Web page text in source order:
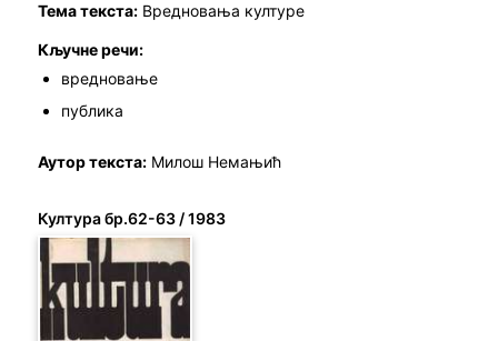
Тема текста:Вредновања културе
Кључне речи:
вредновање
публика
Аутор текста:Милош Немањић
Култура бр.62-63 / 1983